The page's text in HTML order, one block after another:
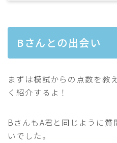
Bさんとの出会い
まずは模試からの点数を教
く紹介するよ！
BさんもA君と同じように
いでした。